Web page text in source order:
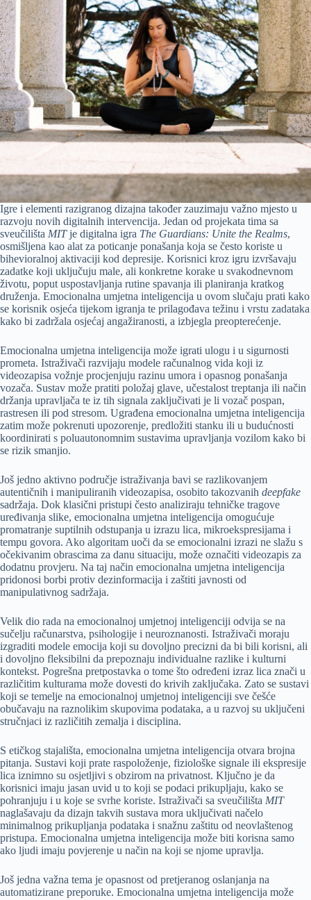
Igre i elementi razigranog dizajna također zauzimaju važno mjesto u
razvoju novih digitalnih intervencija. Jedan od projekata tima sa
sveučilišta MITje digitalna igra The Guardians: Unite the Realms,
osmišljena kao alat za poticanje ponašanja koja se često koriste u
bihevioralnoj aktivaciji kod depresije. Korisnici kroz igru izvršavaju
zadatke koji uključuju male, ali konkretne korake u svakodnevnom
životu, poput uspostavljanja rutine spavanja ili planiranja kratkog
druženja. Emocionalna umjetna inteligencija u ovom slučaju prati kako
se korisnik osjeća tijekom igranja te prilagođava težinu i vrstu zadataka
kako bi zadržala osjećaj angažiranosti, a izbjegla preopterećenje.
Emocionalna umjetna inteligencija može igrati ulogu i u sigurnosti
prometa. Istraživači razvijaju modele računalnog vida koji iz
videozapisa vožnje procjenjuju razinu umora i opasnog ponašanja
vozača. Sustav može pratiti položaj glave, učestalost treptanja ili način
držanja upravljača te iz tih signala zaključivati je li vozač pospan,
rastresen ili pod stresom. Ugrađena emocionalna umjetna inteligencija
zatim može pokrenuti upozorenje, predložiti stanku ili u budućnosti
koordinirati s poluautonomnim sustavima upravljanja vozilom kako bi
se rizik smanjio.
Još jedno aktivno područje istraživanja bavi se razlikovanjem
autentičnih i manipuliranih videozapisa, osobito takozvanih deepfake
sadržaja. Dok klasični pristupi često analiziraju tehničke tragove
uređivanja slike, emocionalna umjetna inteligencija omogućuje
promatranje suptilnih odstupanja u izrazu lica, mikroekspresijama i
tempu govora. Ako algoritam uoči da se emocionalni izrazi ne slažu s
očekivanim obrascima za danu situaciju, može označiti videozapis za
dodatnu provjeru. Na taj način emocionalna umjetna inteligencija
pridonosi borbi protiv dezinformacija i zaštiti javnosti od
manipulativnog sadržaja.
Velik dio rada na emocionalnoj umjetnoj inteligenciji odvija se na
sučelju računarstva, psihologije i neuroznanosti. Istraživači moraju
izgraditi modele emocija koji su dovoljno precizni da bi bili korisni, ali
i dovoljno fleksibilni da prepoznaju individualne razlike i kulturni
kontekst. Pogrešna pretpostavka o tome što određeni izraz lica znači u
različitim kulturama može dovesti do krivih zaključaka. Zato se sustavi
koji se temelje na emocionalnoj umjetnoj inteligenciji sve češće
obučavaju na raznolikim skupovima podataka, a u razvoj su uključeni
stručnjaci iz različitih zemalja i disciplina.
S etičkog stajališta, emocionalna umjetna inteligencija otvara brojna
pitanja. Sustavi koji prate raspoloženje, fiziološke signale ili ekspresije
lica iznimno su osjetljivi s obzirom na privatnost. Ključno je da
korisnici imaju jasan uvid u to koji se podaci prikupljaju, kako se
pohranjuju i u koje se svrhe koriste. Istraživači sa sveučilišta MIT
naglašavaju da dizajn takvih sustava mora uključivati načelo
minimalnog prikupljanja podataka i snažnu zaštitu od neovlaštenog
pristupa. Emocionalna umjetna inteligencija može biti korisna samo
ako ljudi imaju povjerenje u način na koji se njome upravlja.
Još jedna važna tema je opasnost od pretjeranog oslanjanja na
automatizirane preporuke. Emocionalna umjetna inteligencija može